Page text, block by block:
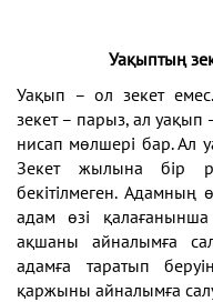
Уақыптың
Уақып – ол зекет
зекет – парыз, ал уақып
нисап мөлшері бар. Ал
Зекет жылына бір
бекітілмеген. Адамның
адам өзі қалағанынша
ақшаны айналымға
адамға таратып
қаржыны айналымға